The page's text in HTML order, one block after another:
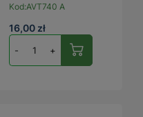
Kod:AVT740 A
16,00 zł
- +